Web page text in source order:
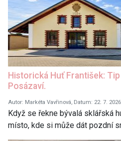
Historická Huť František:
Posázaví.
Autor: Markéta Vavřinová, Datum: 22. 7.
Když se řekne bývalá sklářská
místo, kde si může dát pozdní